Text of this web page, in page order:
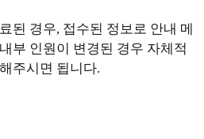
된 경우, 접수된 정보로 안내 메
부 인원이 변경된 경우 자체적
주시면 됩니다.